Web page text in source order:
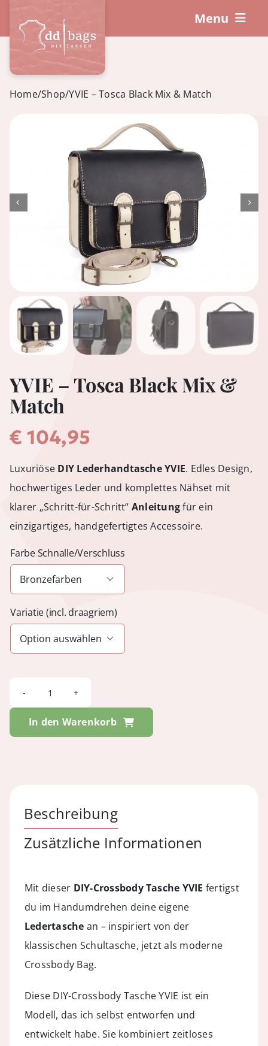
content
Menu
DIY-Sets
So funktioniert’s!
Warenkorb
Home/Shop/YVIE – Tosca Black Mix & Match
YVIE – Tosca Black Mix &
Match
€ 104,95
Luxuriöse DIY Lederhandtasche YVIE. Edles Design,
hochwertiges Leder und komplettes Nähset mit
klarer „Schritt-für-Schritt“ Anleitungfür ein
einzigartiges, handgefertigtes Accessoire.
Farbe Schnalle/Verschluss

Variatie (incl. draagriem)

-
Tosca
Match
Menge
In den Warenkorb
Beschreibung
Zusätzliche Informationen
Mit dieser DIY-Crossbody Tasche YVIE fertigst
du im Handumdrehen deine eigene
Ledertasche an – inspiriert von der
klassischen Schultasche, jetzt als moderne
Crossbody Bag.
Diese DIY-Crossbody Tasche YVIE ist ein
Modell, das ich selbst entworfen und
entwickelt habe. Sie kombiniert zeitloses